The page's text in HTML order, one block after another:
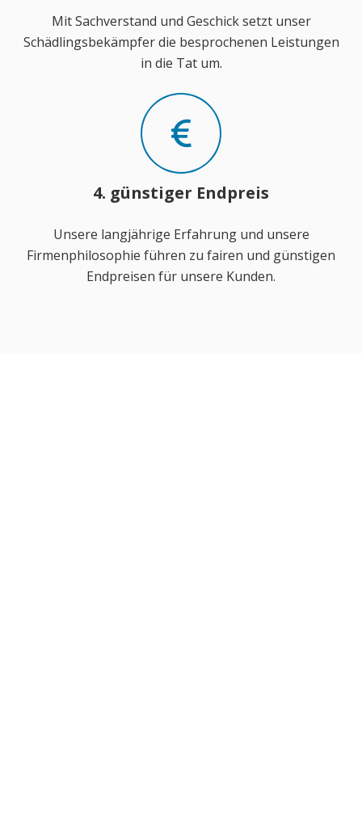
Mit Sachverstand und Geschick setzt unser
Schädlingsbekämpfer die besprochenen Leistungen
in die Tat um.
4. günstiger Endpreis
Unsere langjährige Erfahrung und unsere
Firmenphilosophie führen zu fairen und günstigen
Endpreisen für unsere Kunden.